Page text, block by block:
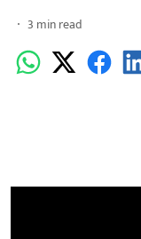
3 min read